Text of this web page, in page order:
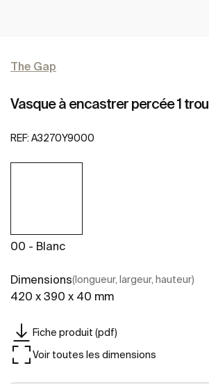
The Gap
Vasque à encastrer percée 1 trou
REF: A3270Y9000
00 - Blanc
Dimensions(longueur, largeur, hauteur)
420 x 390 x 40 mm
Fiche produit (pdf)
Voir toutes les dimensions